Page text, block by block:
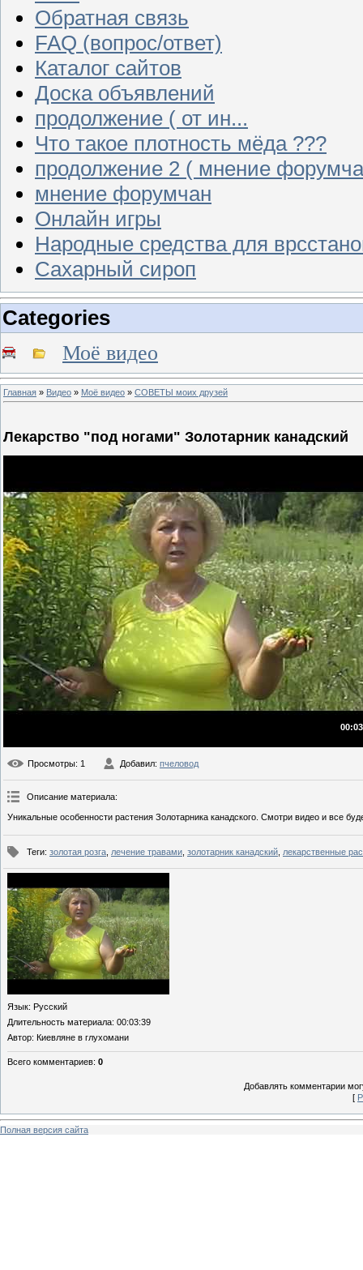
Обратная связь
FAQ (вопрос/ответ)
Каталог сайтов
Доска объявлений
продолжение ( от ин...
Что такое плотность мёда ???
продолжение 2 ( мнение
мнение форумчан
Онлайн игры
Народные средства для
Сахарный сироп
Categories
Моё видео
Главная » Видео » Моё видео » СОВЕТЫ моих друзей
Лекарство "под ногами" Золотарник канадский
Просмотры: 1 Добавил: пчеловод
Описание материала:
Уникальные особенности растения Золотарника канадского. Смотри видео и все
Теги: золотая розга лечение травами золотарник канадский лекарственные
Язык: Русский
Длительность материала: 00:03:39
Автор: Киевляне в глухомани
Всего комментариев: 0
Добавлять комментарии
[
Полная версия сайта